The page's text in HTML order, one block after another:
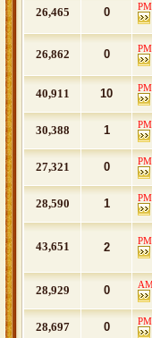
0
26,465
0
26,862
10
40,911
1
30,388
0
27,321
1
28,590
2
43,651
0
28,929
0
28,697